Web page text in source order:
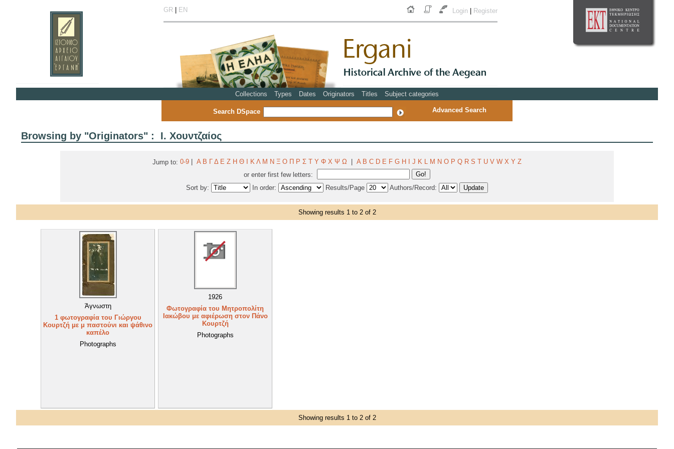
GR| EN Login Register
Collections Types Dates Originators Titles Subject categories
Search DSpace Advanced Search
Browsing by "Originators" : Ι. Χουντζαίος
Jump to: 0-9 Α Β Γ Δ Ε Ζ Η Θ Κ Λ Μ Ν Ξ Ο Π Ρ Σ Τ Υ Φ Χ Ψ Ω A B C D E F G H J K L M N O P Q R S T U V W X Y Z
or enter first few letters:
Sort by:
In order: Results/Page Authors/Record:
Showing results 1 to 2 of 2
Άγνωστη
1 φωτογραφία του Γιώργου
Κουρτζή με μ παστούνι και ψάθινο
καπέλο
Photographs
1926
Φωτογραφία του Μητροπολίτη
Ιακώβου με αφιέρωση στον Πάνο
Κουρτζή
Photographs
Showing results 1 to 2 of 2